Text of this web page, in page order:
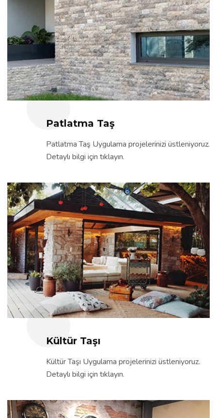
Patlatma Taş
Patlatma Taş Uygulama projelerinizi üstleniyoruz.
Detaylı bilgi için tıklayın.
Kültür Taşı
Kültür Taşı Uygulama projelerinizi üstleniyoruz.
Detaylı bilgi için tıklayın.